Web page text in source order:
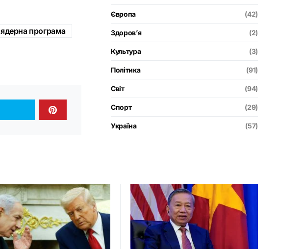
ядерна програма
Європа (42)
Здоров’я (2)
Культура (3)
Політика (91)
Світ (94)
Спорт (29)
Україна (57)